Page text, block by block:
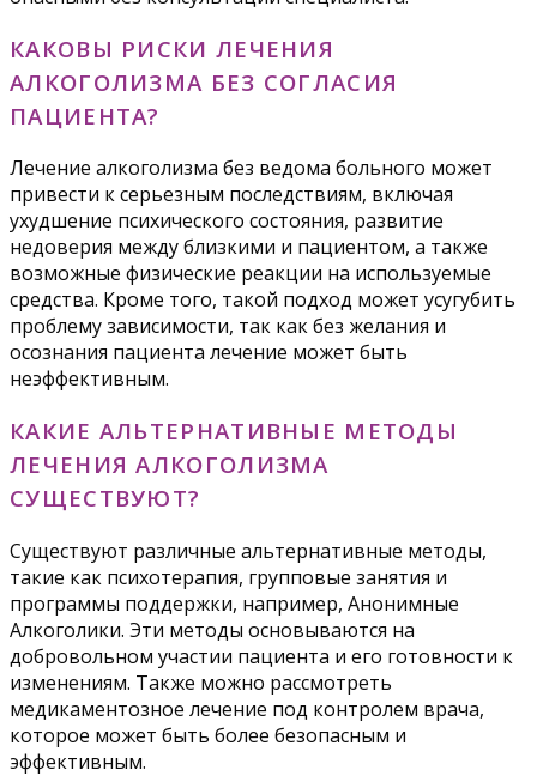
КАКОВЫ РИСКИ ЛЕЧЕНИЯ
АЛКОГОЛИЗМА БЕЗ СОГЛАСИЯ
ПАЦИЕНТА?
Лечение алкоголизма без ведома больного может
привести к серьезным последствиям, включая
ухудшение психического состояния, развитие
недоверия между близкими и пациентом, а также
возможные физические реакции на используемые
средства. Кроме того, такой подход может усугубить
проблему зависимости, так как без желания и
осознания пациента лечение может быть
неэффективным.
КАКИЕ АЛЬТЕРНАТИВНЫЕ МЕТОДЫ
ЛЕЧЕНИЯ АЛКОГОЛИЗМА
СУЩЕСТВУЮТ?
Существуют различные альтернативные методы,
такие как психотерапия, групповые занятия и
программы поддержки, например, Анонимные
Алкоголики. Эти методы основываются на
добровольном участии пациента и его готовности к
изменениям. Также можно рассмотреть
медикаментозное лечение под контролем врача,
которое может быть более безопасным и
эффективным.